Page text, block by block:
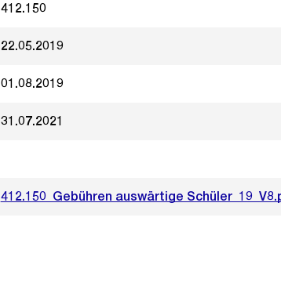
412.150
22.05.2019
01.08.2019
31.07.2021
412.150_Gebühren auswärtige